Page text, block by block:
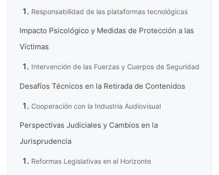
Responsabilidad de las plataformas tecnológicas
Impacto Psicológico y Medidas de Protección a las
Víctimas
Intervención de las Fuerzas y Cuerpos de Seguridad
Desafíos Técnicos en la Retirada de Contenidos
Cooperación con la Industria Audiovisual
Perspectivas Judiciales y Cambios en la
Jurisprudencia
Reformas Legislativas en el Horizonte